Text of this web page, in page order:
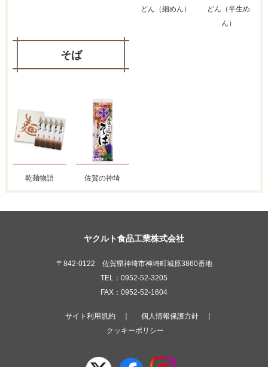
どん（細めん）
どん（半生め
ん）
そば
乾麺物語 佐賀の神埼
ヤクルト食品工業株式会社
〒842-0122 佐賀県神埼市神埼町城原3860番地
TEL：0952-52-3205
FAX：0952-52-1604
サイト利用規約｜ 個人情報保護方針｜
クッキーポリシー